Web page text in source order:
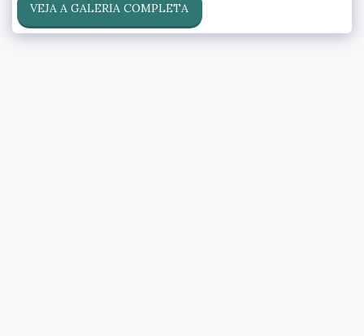
VEJA A GALERIA COMPLETA